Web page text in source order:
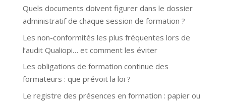
Quels documents doivent figurer dans le dossier
administratif de chaque session de formation ?
Les non-conformités les plus fréquentes lors de
l’audit Qualiopi… et comment les éviter
Les obligations de formation continue des
formateurs : que prévoit la loi ?
Le registre des présences en formation : papier ou